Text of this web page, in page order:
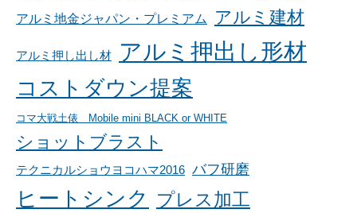
アルミ地金ジャパン・プレミアム アルミ建材
アルミ押し出し材 アルミ押出し形材
コストダウン提案
コマ大戦土俵 Mobile mini BLACK or WHITE
ショットブラスト
テクニカルショウヨコハマ2016 バフ研磨
ヒートシンク プレス加工